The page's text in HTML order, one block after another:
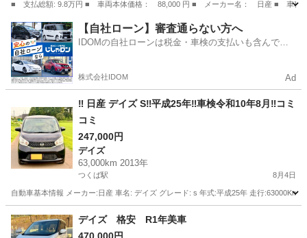
■ 支払総額: 9.8万円 ■ 車両本体価格： 88,000 円 ■ メーカー名： 日産 ■ 車
神奈川 相模原市 その他
【自社ローン】審査通らない方へ
IDOMの自社ローンは税金・車検の支払いも含んでい
株式会社IDOM Ad
‼️ 日産 デイズ S‼️平成25年‼️車検令和10年8月‼️コミ
コミ
247,000円
デイズ
63,000km 2013年
つくば駅 8月4日
自動車基本情報 メーカー:日産 車名: デイズ グレード: s 年式:平成25年 走行:63000Km
茨城 つくば市 つくば駅 デイズ 自動車
デイズ 格安 R1年美車